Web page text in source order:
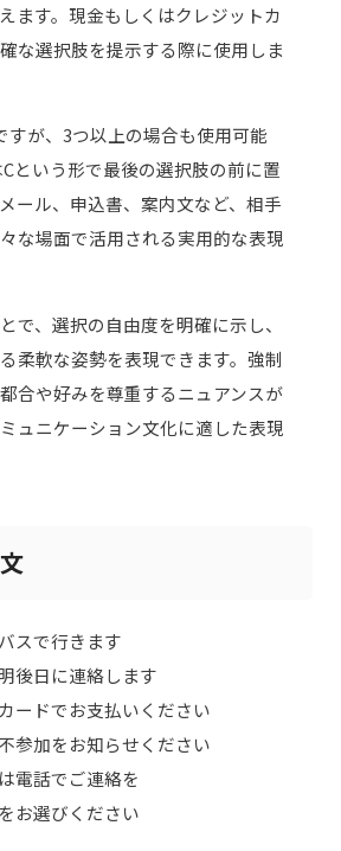
ます。現金もしくはクレジットカ
な選択肢を提示する際に使用しま
すが、3つ以上の場合も使用可能
という形で最後の選択肢の前に置
ール、申込書、案内文など、相手
な場面で活用される実用的な表現
で、選択の自由度を明確に示し、
柔軟な姿勢を表現できます。強制
合や好みを尊重するニュアンスが
ュニケーション文化に適した表現
スで行きます
後日に連絡します
ードでお支払いください
参加をお知らせください
電話でご連絡を
お選びください